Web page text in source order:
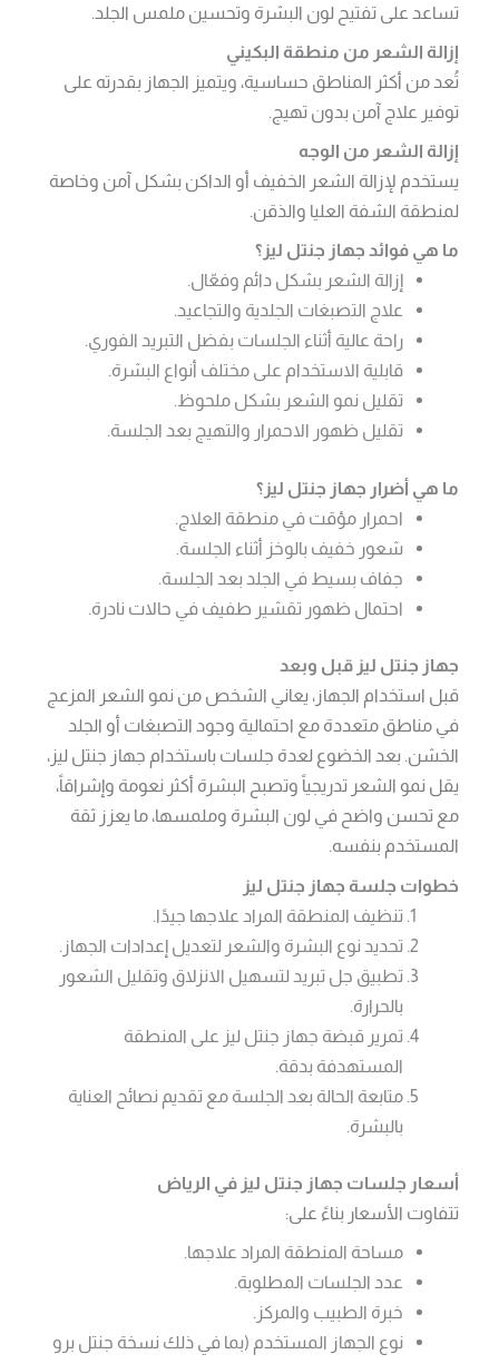
تساعد على تفتيح لون البشرة وتحسين ملمس الجلد.
إزالة الشعر من منطقة البكيني
تُعد من أكثر المناطق حساسية، ويتميز الجهاز بقدرته على
توفير علاج آمن بدون تهيج.
إزالة الشعر من الوجه
يستخدم لإزالة الشعر الخفيف أو الداكن بشكل آمن وخاصة
لمنطقة الشفة العليا والذقن.
ما هي فوائد جهاز جنتل ليز؟
إزالة الشعر بشكل دائم وفعّال.
علاج التصبغات الجلدية والتجاعيد.
راحة عالية أثناء الجلسات بفضل التبريد الفوري.
قابلية الاستخدام على مختلف أنواع البشرة.
تقليل نمو الشعر بشكل ملحوظ.
تقليل ظهور الاحمرار والتهيج بعد الجلسة.
ما هي أضرار جهاز جنتل ليز؟
احمرار مؤقت في منطقة العلاج.
شعور خفيف بالوخز أثناء الجلسة.
جفاف بسيط في الجلد بعد الجلسة.
احتمال ظهور تقشير طفيف في حالات نادرة.
جهاز جنتل ليز قبل وبعد
قبل استخدام الجهاز، يعاني الشخص من نمو الشعر المزعج
في مناطق متعددة مع احتمالية وجود التصبغات أو الجلد
الخشن. بعد الخضوع لعدة جلسات باستخدام جهاز جنتل ليز،
يقل نمو الشعر تدريجياً وتصبح البشرة أكثر نعومة وإشراقاً،
مع تحسن واضح في لون البشرة وملمسها، ما يعزز ثقة
المستخدم بنفسه.
خطوات جلسة جهاز جنتل ليز
تنظيف المنطقة المراد علاجها جيدًا.
تحديد نوع البشرة والشعر لتعديل إعدادات الجهاز.
تطبيق جل تبريد لتسهيل الانزلاق وتقليل الشعور
بالحرارة.
تمرير قبضة جهاز جنتل ليز على المنطقة
المستهدفة بدقة.
متابعة الحالة بعد الجلسة مع تقديم نصائح العناية
بالبشرة.
أسعار جلسات جهاز جنتل ليز في الرياض
تتفاوت الأسعار بناءً على:
مساحة المنطقة المراد علاجها.
عدد الجلسات المطلوبة.
خبرة الطبيب والمركز.
نوع الجهاز المستخدم (بما في ذلك نسخة جنتل برو